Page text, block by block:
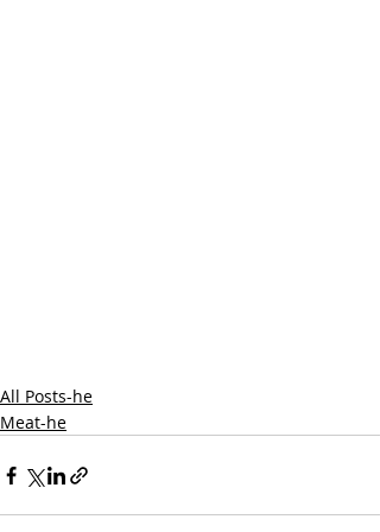
All Posts-he
Meat-he